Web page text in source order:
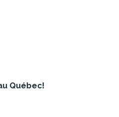
Québec!